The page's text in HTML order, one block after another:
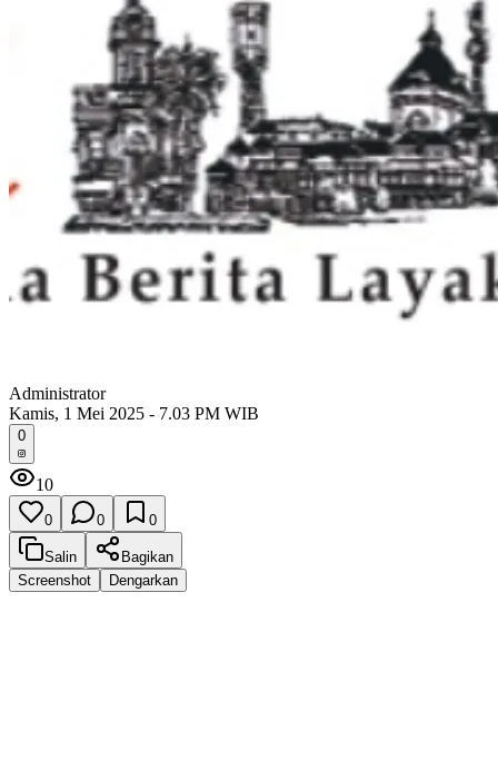
Administrator
Kamis, 1 Mei 2025 - 7.03 PM WIB
0
10
0 0 0
Salin
Bagikan
Screenshot
Dengarkan